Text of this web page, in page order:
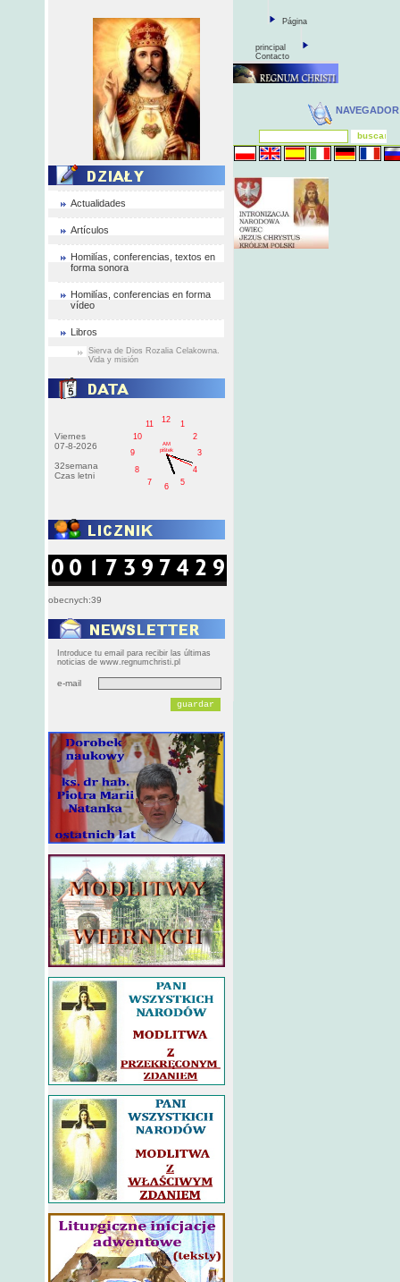
Actualidades
Artículos
Homilías, conferencias, textos en
forma sonora
Homilías, conferencias en forma
vídeo
Libros
Sierva de Dios Rozalia Celakowna.
Vida y misión
Viernes
07-8-2026
32semana
Czas letni
1
2
3
4
5
6
7
8
9
10
11
12
AM
pištek
obecnych:39
Introduce tu email para recibir las últimas
noticias de www.regnumchristi.pl
e-mail
Página
principal
Contacto
NAVEGADOR